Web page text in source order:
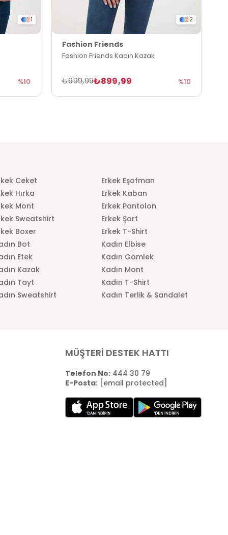
1
%10
2
Fashion Friends
Fashion Friends Kadın Kazak
₺899,99
₺999,99 %10
Ceket
Erkek Eşofman
Hırka
Erkek Kaban
Mont
Erkek Pantolon
Sweatshirt
Erkek Şort
Boxer
Erkek T-Shirt
Bot
Kadın Elbise
Etek
Kadın Gömlek
Kazak
Kadın Mont
Tayt
Kadın T-Shirt
Sweatshirt Kadın Terlik & Sandalet
MÜŞTERİ DESTEK HATTI
Telefon No:444 30 79
E-Posta: [email protected]